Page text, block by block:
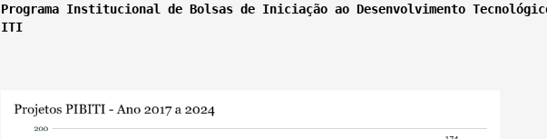
Programa Institucional de Bolsas de Iniciação ao Desenvolvimento
ITI